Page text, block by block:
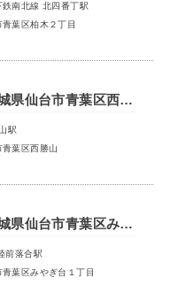
鉄南北線 北四番丁駅
葉区柏木２丁目
新築戸建 宮城県仙台市青葉区西勝山
駅
葉区西勝山
中古戸建 宮城県仙台市青葉区みやぎ台１丁目
前落合駅
葉区みやぎ台１丁目